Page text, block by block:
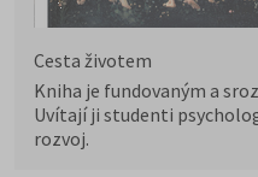
Cesta životem
Kniha je fundovaným a
Uvítají ji studenti
rozvoj.